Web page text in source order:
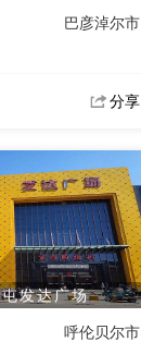
巴彦淖尔市
分享
发达广场
呼伦贝尔市